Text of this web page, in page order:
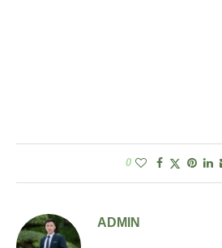
0
ADMIN